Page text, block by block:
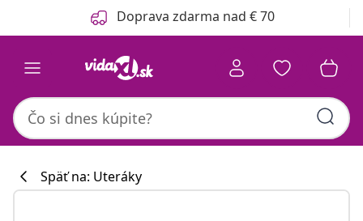
Predchádzajúce Doprava zdarma nad € 70
Späť na: Uteráky